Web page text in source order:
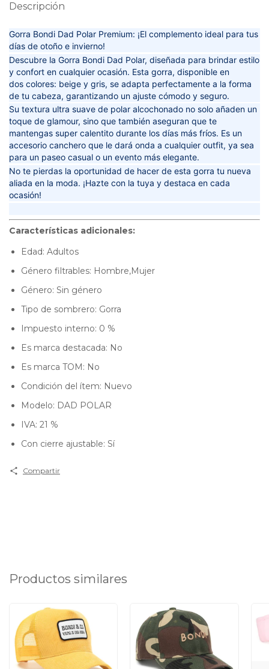
Descripción
Gorra Bondi Dad Polar Premium: ¡El complemento ideal para tus
días de otoño e invierno!
Descubre la Gorra Bondi Dad Polar, diseñada para brindar estilo
y confort en cualquier ocasión. Esta gorra, disponible en
dos colores: beige y gris, se adapta perfectamente a la forma
de tu cabeza, garantizando un ajuste cómodo y seguro.
Su textura ultra suave de polar alcochonado no solo añaden un
toque de glamour, sino que también aseguran que te
mantengas super calentito durante los días más fríos. Es un
accesorio canchero que le dará onda a cualquier outfit, ya sea
para un paseo casual o un evento más elegante.
No te pierdas la oportunidad de hacer de esta gorra tu nueva
aliada en la moda. ¡Hazte con la tuya y destaca en cada
ocasión!
Características adicionales:
Edad: Adultos
Género filtrables: Hombre,Mujer
Género: Sin género
Tipo de sombrero: Gorra
Impuesto interno: 0 %
Es marca destacada: No
Es marca TOM: No
Condición del ítem: Nuevo
Modelo: DAD POLAR
IVA: 21 %
Con cierre ajustable: Sí
Compartir
Productos similares